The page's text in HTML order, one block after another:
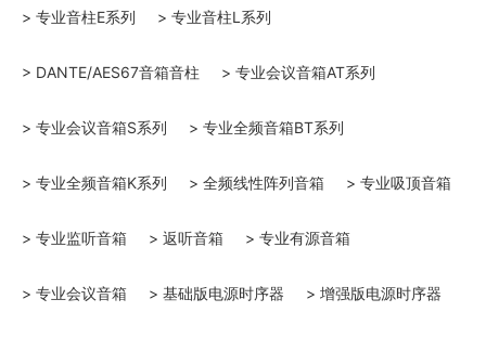
> 专业音柱E系列 > 专业音柱L系列
> DANTE/AES67音箱音柱 > 专业会议音箱AT系列
> 专业会议音箱S系列 > 专业全频音箱BT系列
> 专业全频音箱K系列 > 全频线性阵列音箱 > 专业吸顶音箱
> 专业监听音箱 > 返听音箱 > 专业有源音箱
> 专业会议音箱 > 基础版电源时序器 > 增强版电源时序器